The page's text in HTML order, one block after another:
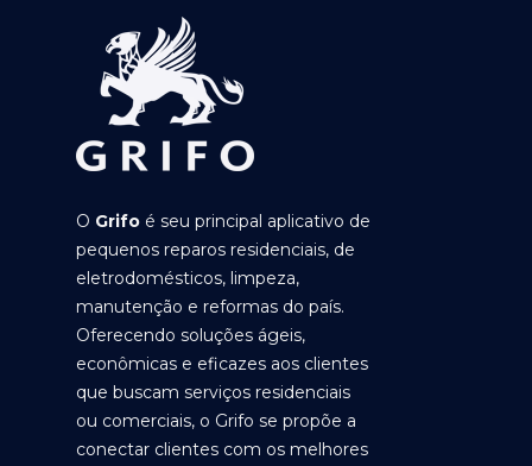
O Grifo é seu principal aplicativo de
pequenos reparos residenciais, de
eletrodomésticos, limpeza,
manutenção e reformas do país.
Oferecendo soluções ágeis,
econômicas e eficazes aos clientes
que buscam serviços residenciais
ou comerciais, o Grifo se propõe a
conectar clientes com os melhores